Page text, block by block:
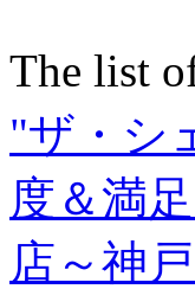
The list
"ザ・シ
度＆満
店～神